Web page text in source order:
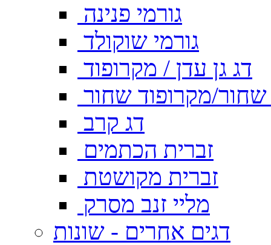
גורמי פנינה
גורמי שוקולד
דג גן עדן / מקרופוד
שחור/מקרופוד שחור
דג קרב
זברית הכתמים
זברית מקושטת
מליי זנב מסרק
דגים אחרים - שונות